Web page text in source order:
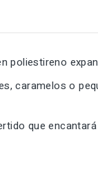
poliestireno
caramelos o
que